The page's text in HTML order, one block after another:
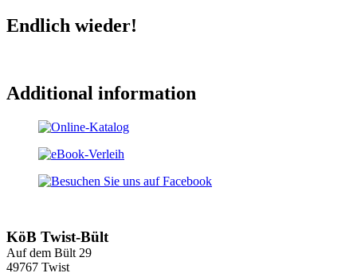
Endlich wieder!
Additional information
KöB Twist-Bült
Auf dem Bült 29
49767 Twist